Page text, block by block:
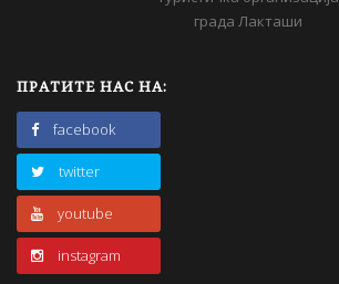
града Лакташи
ПРАТИТЕ НАС НА:
facebook
twitter
youtube
instagram